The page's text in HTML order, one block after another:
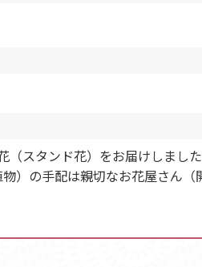
スタンド花）をお届けしまし
）の手配は親切なお花屋さん